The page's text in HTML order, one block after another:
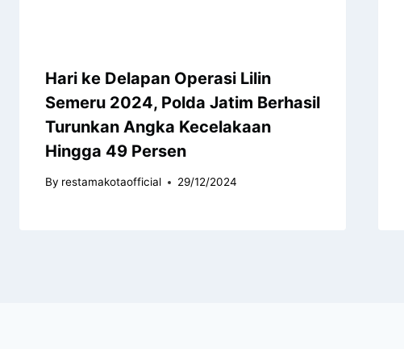
Hari ke Delapan Operasi Lilin
Semeru 2024, Polda Jatim Berhasil
Turunkan Angka Kecelakaan
Hingga 49 Persen
By restamakotaofficial 29/12/2024